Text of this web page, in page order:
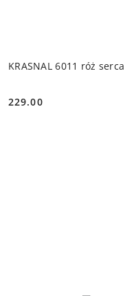
KRASNAL 6011 róż serca
Cena:
229.00